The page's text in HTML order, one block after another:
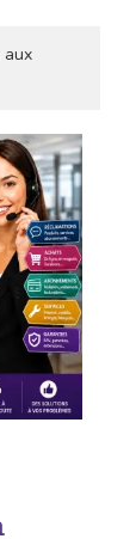
aux